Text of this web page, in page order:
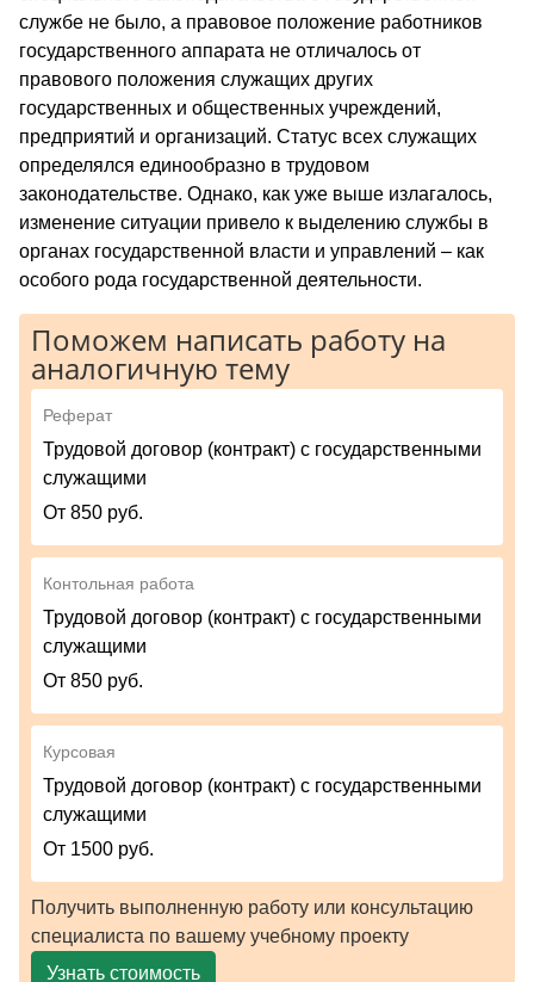
службе не было, а правовое положение работников
государственного аппарата не отличалось от
правового положения служащих других
государственных и общественных учреждений,
предприятий и организаций. Статус всех служащих
определялся единообразно в трудовом
законодательстве. Однако, как уже выше излагалось,
изменение ситуации привело к выделению службы в
органах государственной власти и управлений – как
особого рода государственной деятельности.
Поможем написать работу на
аналогичную тему
Реферат
Трудовой договор (контракт) с государственными
служащими
От 850 руб.
Контольная работа
Трудовой договор (контракт) с государственными
служащими
От 850 руб.
Курсовая
Трудовой договор (контракт) с государственными
служащими
От 1500 руб.
Получить выполненную работу или консультацию
специалиста по вашему учебному проекту
Узнать стоимость